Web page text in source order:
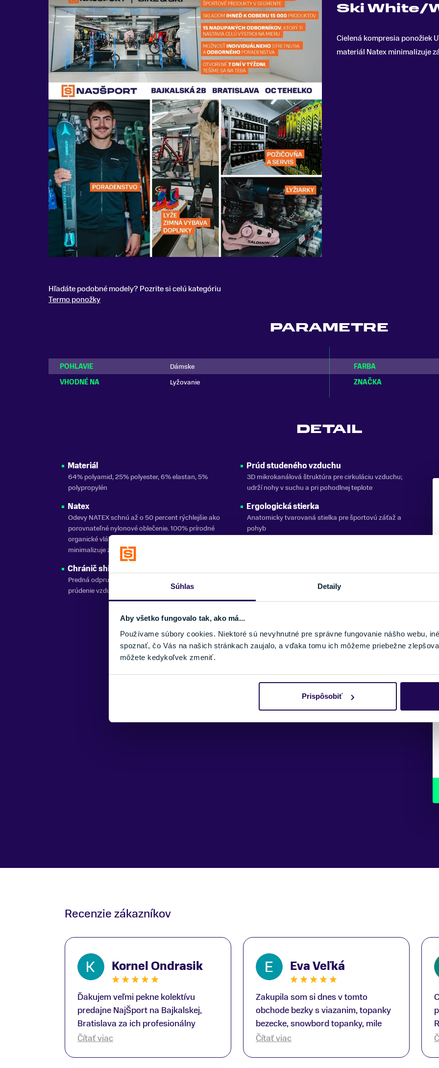
Súhlas Detaily
Aby všetko fungovalo tak, ako má...
Používame súbory cookies. Niektoré sú nevyhnutné pre správne fungovanie nášho webu,
spoznať, čo Vás na našich stránkach zaujalo, a vďaka tomu ich môžeme priebežne
môžete kedykoľvek zmeniť.
Prispôsobiť
Ski White/
Cielená kompresia ponožiek
materiál Natex minimalizuje
Hľadáte podobné modely? Pozrite si celú kategóriu
Termo ponožky
PARAMETRE
POHLAVIE Dámske FARBA
VHODNÉ NA
Lyžovanie ZNAČKA
DETAIL
Materiál
64% polyamid, 25% polyester, 6% elastan, 5%
polypropylén
Natex
Odevy NATEX schnú až o 50 percent rýchlejšie ako
porovnateľné nylonové oblečenie. 100% prírodné
organické vlákno je elastickejšie a bakteriostatický efekt
minimalizuje zápach
Chránič shin
Predná odpružená ochrana, ktorá súčasne zaručuje
prúdenie vzduchu
Prúd studeného vzduchu
3D mikrokanálová štruktúra pre cirkuláciu vzduchu;
udrží nohy v suchu a pri pohodlnej teplote
Ergologická stierka
Anatomicky tvarovaná stielka pre športovú záťaž a
pohyb
nepríjemných pachov a dodáva odevom UYN
dlhotrvajúci pocit sviežosti a pohodlia
Recenzie zákazníkov
Kornel Ondrasik
Ďakujem veľmi pekne kolektívu
predajne NajŠport na Bajkalskej,
Bratislava za ich profesionálny
prístup k zákazníkom; Zvlášť
Čítať viac
Eva Veľká
Zakupila som si dnes v tomto
obchode bezky s viazanim, topanky
bezecke, snowbord topanky, mile
prekvapenie ako Peter, ktory nas
Čítať viac